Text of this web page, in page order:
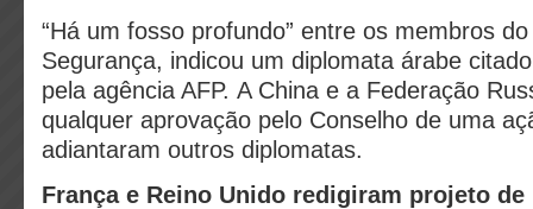
“Há um fosso profundo” entre os membros
Segurança, indicou um diplomata árabe
pela agência AFP. A China e a Federação
qualquer aprovação pelo Conselho de uma
adiantaram outros diplomatas.
França e Reino Unido redigiram projeto de